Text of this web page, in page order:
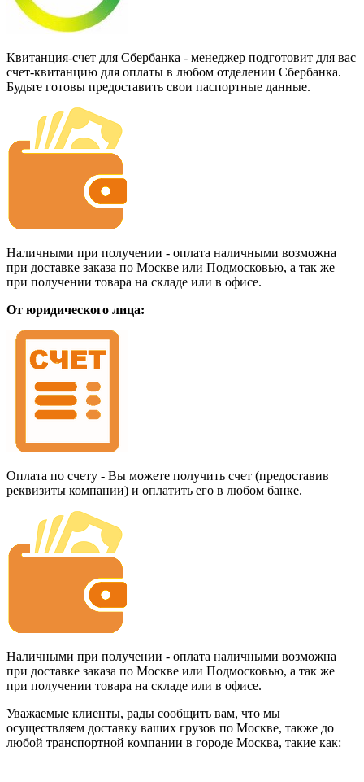
Квитанция-счет для Сбербанка - менеджер подготовит для вас
счет-квитанцию для оплаты в любом отделении Сбербанка.
Будьте готовы предоставить свои паспортные данные.
Наличными при получении - оплата наличными возможна
при доставке заказа по Москве или Подмосковью, а так же
при получении товара на складе или в офисе.
От юридического лица:
Оплата по счету - Вы можете получить счет (предоставив
реквизиты компании) и оплатить его в любом банке.
Наличными при получении - оплата наличными возможна
при доставке заказа по Москве или Подмосковью, а так же
при получении товара на складе или в офисе.
Уважаемые клиенты, рады сообщить вам, что мы
осуществляем доставку ваших грузов по Москве, также до
любой транспортной компании в городе Москва, такие как: